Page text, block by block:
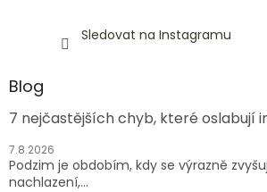
Sledovat na Instagramu
Blog
7 nejčastějších chyb, které oslabují
7.8.2026
Podzim je obdobím, kdy se výrazně
nachlazení,...